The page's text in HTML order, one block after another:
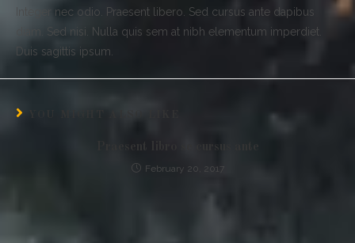
Integer nec odio. Praesent libero. Sed cursus ante dapibus
diam. Sed nisi. Nulla quis sem at nibh elementum imperdiet.
Duis sagittis ipsum.
Praesent libro se cursus ante
February 20, 2017